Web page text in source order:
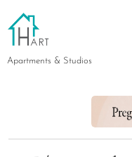
Apartments & Studios